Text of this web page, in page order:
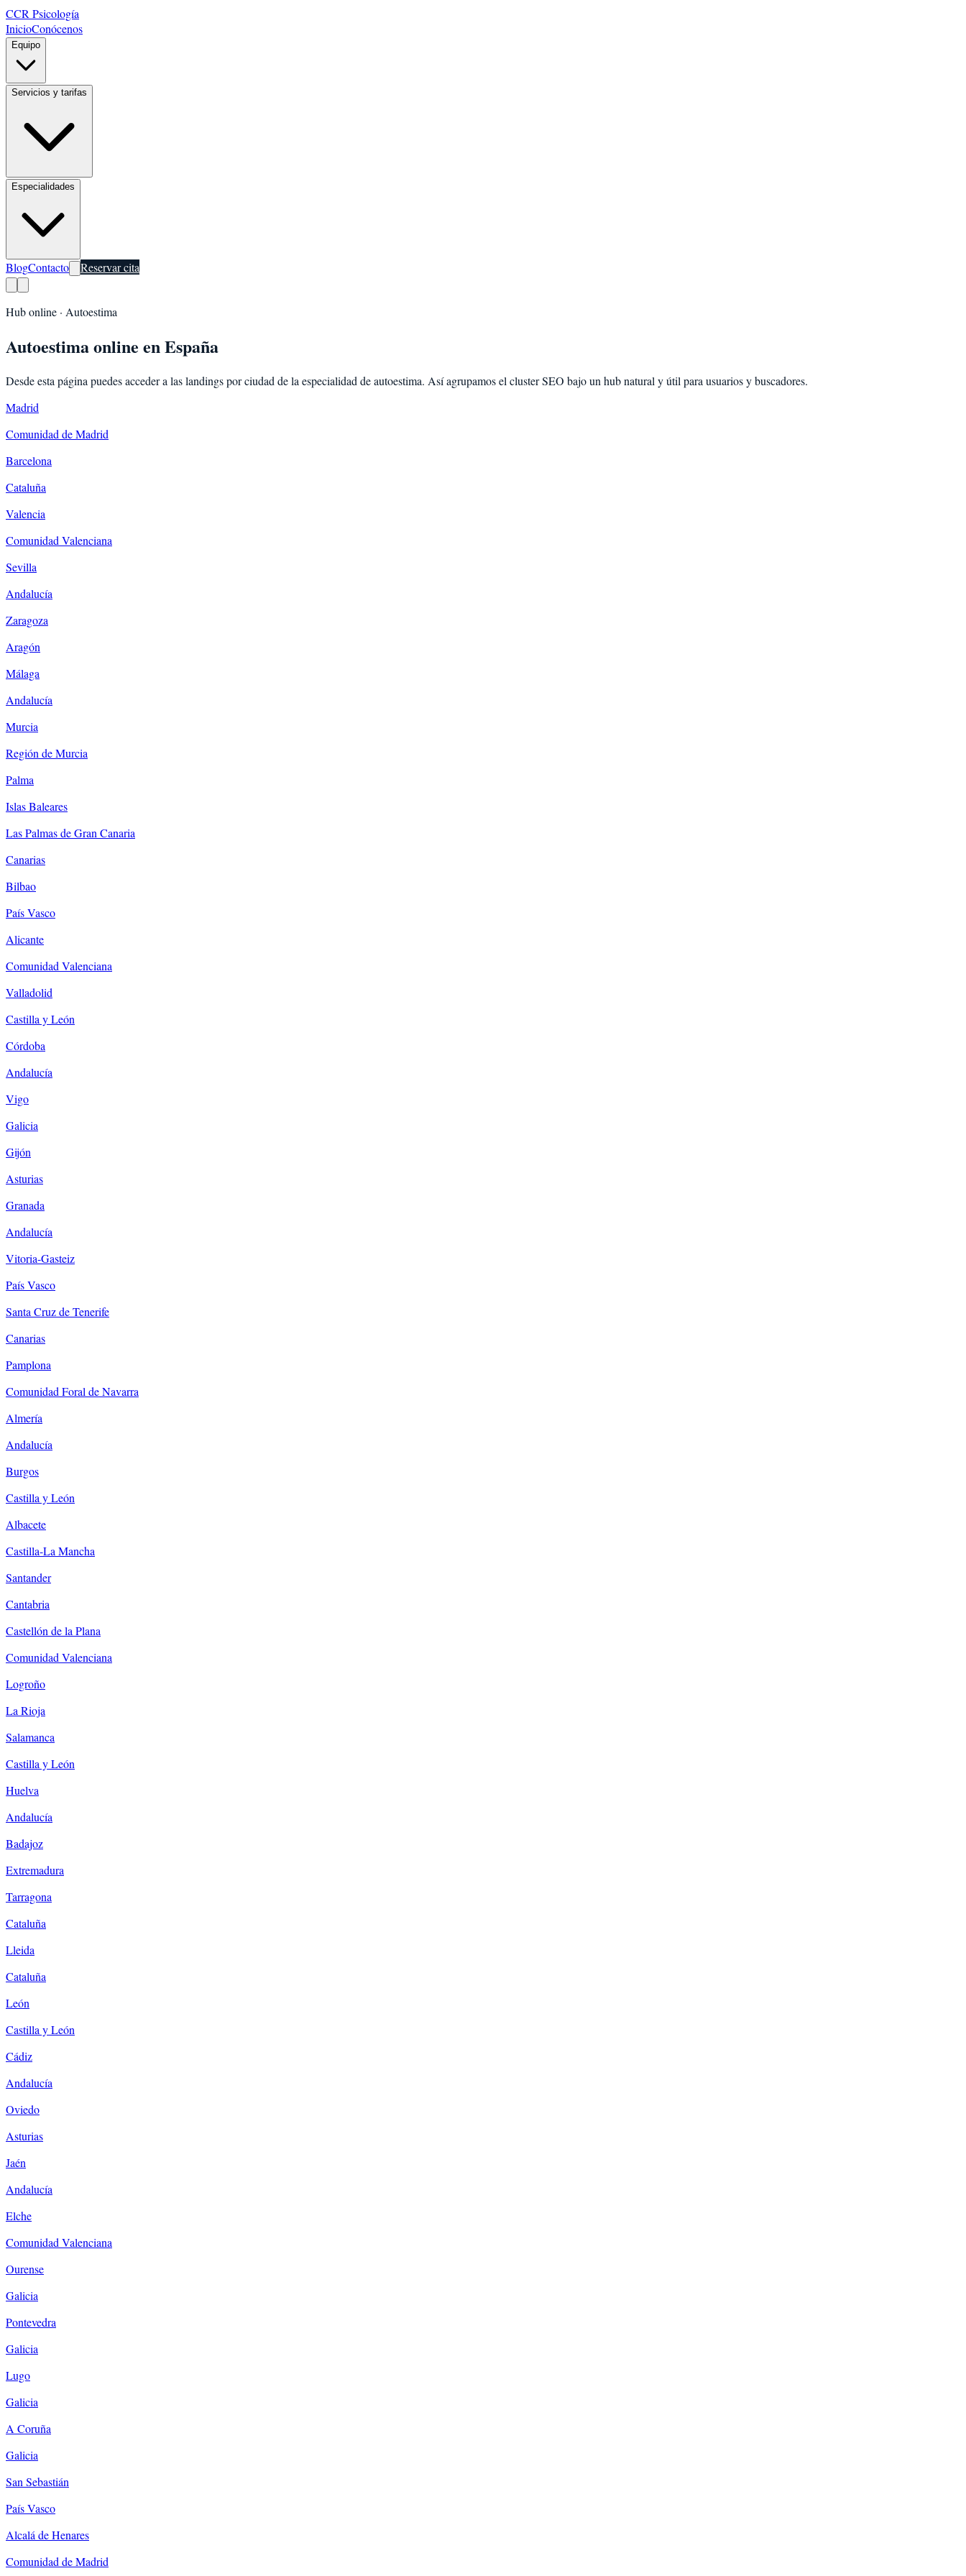
CCR Psicología
InicioConócenos
Equipo
Servicios y tarifas
Especialidades
BlogContacto Reservar cita
Hub online · Autoestima
Autoestimaonline en España
Desde esta página puedes acceder a las landings por ciudad de la especialidad deautoestima. Así agrupamos el cluster SEO bajo un hub natural y útil para usuarios y buscadores.
Madrid
Comunidad de Madrid
Barcelona
Cataluña
Valencia
Comunidad Valenciana
Sevilla
Andalucía
Zaragoza
Aragón
Málaga
Andalucía
Murcia
Región de Murcia
Palma
Islas Baleares
Las Palmas de Gran Canaria
Canarias
Bilbao
País Vasco
Alicante
Comunidad Valenciana
Valladolid
Castilla y León
Córdoba
Andalucía
Vigo
Galicia
Gijón
Asturias
Granada
Andalucía
Vitoria-Gasteiz
País Vasco
Santa Cruz de Tenerife
Canarias
Pamplona
Comunidad Foral de Navarra
Almería
Andalucía
Burgos
Castilla y León
Albacete
Castilla-La Mancha
Santander
Cantabria
Castellón de la Plana
Comunidad Valenciana
Logroño
La Rioja
Salamanca
Castilla y León
Huelva
Andalucía
Badajoz
Extremadura
Tarragona
Cataluña
Lleida
Cataluña
León
Castilla y León
Cádiz
Andalucía
Oviedo
Asturias
Jaén
Andalucía
Elche
Comunidad Valenciana
Ourense
Galicia
Pontevedra
Galicia
Lugo
Galicia
A Coruña
Galicia
San Sebastián
País Vasco
Alcalá de Henares
Comunidad de Madrid